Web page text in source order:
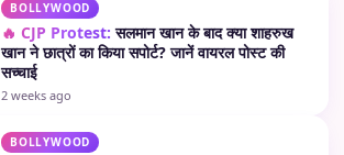
BOLLYWOOD
🔥 CJP Protest: सलमान खान के बाद क्या शाहरुख
खान ने छात्रों का किया सपोर्ट? जानें वायरल पोस्ट की
सच्चाई
2 weeks ago
BOLLYWOOD